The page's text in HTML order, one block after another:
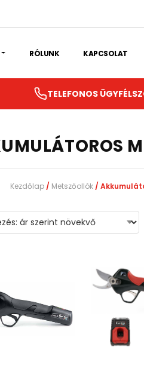
RÓLUNK KAPCSOLAT
TELEFONOS
Kezdőlap/ Metszőollók/